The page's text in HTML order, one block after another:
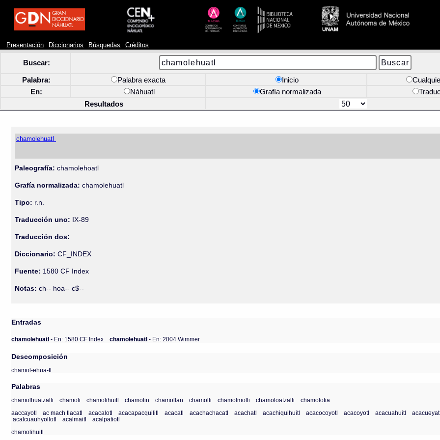
Presentación Diccionarios Búsquedas Créditos
Buscar:
Palabra: Palabra exacta Inicio
En:
Náhuatl Grafía normalizada
Resultados
chamolehuatl
Paleografía: chamolehoatl
Grafía normalizada: chamolehuatl
Tipo: r.n.
Traducción uno: IX-89
Traducción dos:
Diccionario:CF_INDEX
Fuente: 1580 CF Index
Notas: ch-- hoa-- c$--
Entradas
chamolehuatl- En: 1580 CF Index chamolehuatl- En: 2004 Wimmer
Descomposición
chamol-ehua-tl
Palabras
chamolhuatzalli chamoli chamolihuitl chamolin chamollan chamolli chamolmolli chamoloatzalli
chamolotia
aaccayotl
ac mach tlacatl acacalotl acacapacquilitl acacatl acachachacatl acachatl acachiquihuitl acacocoyotl acacoyotl acacuahuitl acacueyatl
acalcuauhyollotl
acalmaitl
acalpatiotl
chamolihuitl